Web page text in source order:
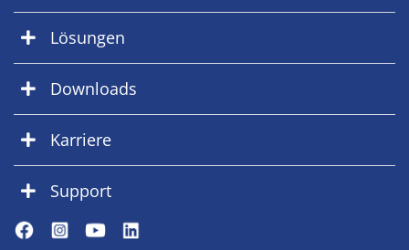
Lösungen
Downloads
Karriere
Support